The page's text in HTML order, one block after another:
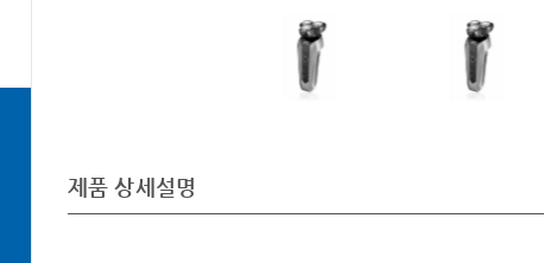
제품 상세설명